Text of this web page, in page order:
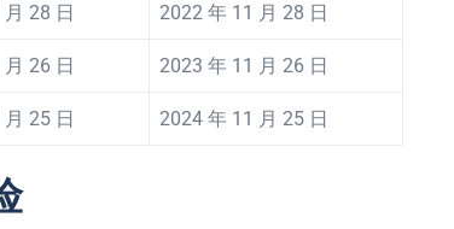
28 日 2022 年 11 月 28 日
26 日 2023 年 11 月 26 日
25 日 2024 年 11 月 25 日